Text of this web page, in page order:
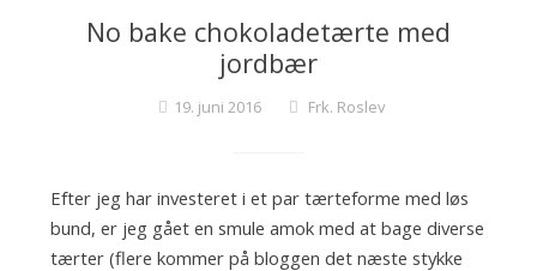
No bake chokoladetærte med
jordbær
19. juni 2016 Frk. Roslev
Efter jeg har investeret i et par tærteforme med løs
bund, er jeg gået en smule amok med at bage diverse
tærter (flere kommer på bloggen det næste stykke